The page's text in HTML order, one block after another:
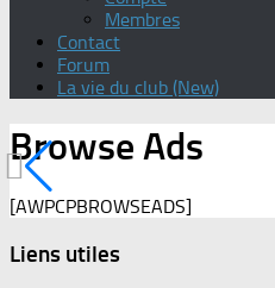
Membres
Contact
Forum
La vie du club (New)
Browse Ads
[AWPCPBROWSEADS]
Liens utiles